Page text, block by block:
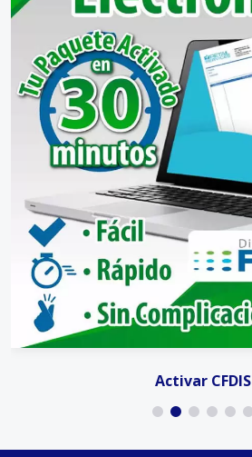
Activar CFDIS